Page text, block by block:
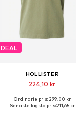
DEAL
HOLLISTER
224,10 kr
Tillgängliga storlekar: M, L
Ordinarie pris: 299,00 kr
Senaste lägsta pris:211,65 kr